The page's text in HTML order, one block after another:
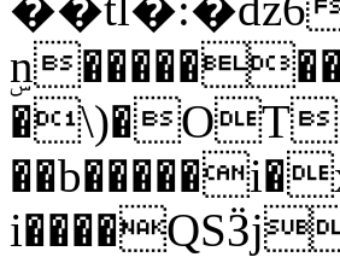
ۣn�������